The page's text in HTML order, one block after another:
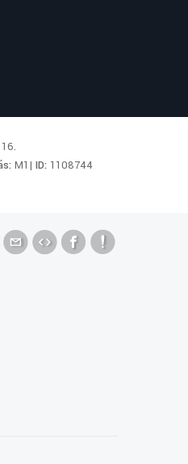
M1|ID: 1108744